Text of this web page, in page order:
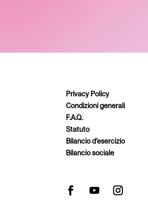
Privacy Policy
Condizioni generali
F.A.Q.
Statuto
Bilancio d’esercizio
Bilancio sociale